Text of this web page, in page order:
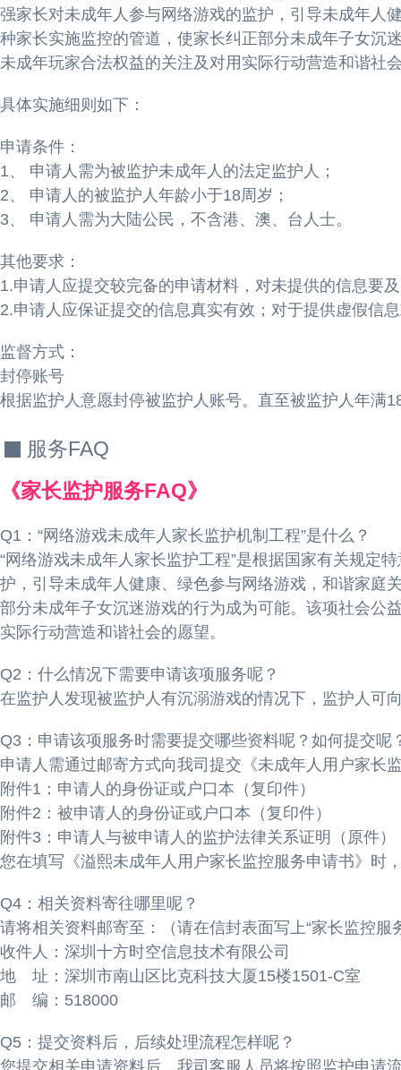
强家长对未成年人参与网络游戏的监护，引导未成年人
种家长实施监控的管道，使家长纠正部分未成年子女沉
未成年玩家合法权益的关注及对用实际行动营造和谐社
具体实施细则如下：
申请条件：
1、 申请人需为被监护未成年人的法定监护人；
2、 申请人的被监护人年龄小于18周岁；
3、 申请人需为大陆公民，不含港、澳、台人士。
其他要求：
1.申请人应提交较完备的申请材料，对未提供的信息要
2.申请人应保证提交的信息真实有效；对于提供虚假信
监督方式：
封停账号
根据监护人意愿封停被监护人账号。直至被监护人年满
服务FAQ
《家长监护服务FAQ》
Q1：“网络游戏未成年人家长监护机制工程”是什么？
“网络游戏未成年人家长监护工程”是根据国家有关规定
护，引导未成年人健康、绿色参与网络游戏，和谐家庭
部分未成年子女沉迷游戏的行为成为可能。该项社会公
实际行动营造和谐社会的愿望。
Q2：什么情况下需要申请该项服务呢？
在监护人发现被监护人有沉溺游戏的情况下，监护人可
Q3：申请该项服务时需要提交哪些资料呢？如何提交呢
申请人需通过邮寄方式向我司提交《未成年人用户家长
附件1：申请人的身份证或户口本（复印件）
附件2：被申请人的身份证或户口本（复印件）
附件3：申请人与被申请人的监护法律关系证明（原件）
您在填写《溢熙未成年人用户家长监控服务申请书》时
Q4：相关资料寄往哪里呢？
请将相关资料邮寄至：（请在信封表面写上“家长监控服
收件人：深圳十方时空信息技术有限公司
地 址：深圳市南山区比克科技大厦15楼1501-C室
邮 编：518000
Q5：提交资料后，后续处理流程怎样呢？
您提交相关申请资料后，我司客服人员将按照监护申请